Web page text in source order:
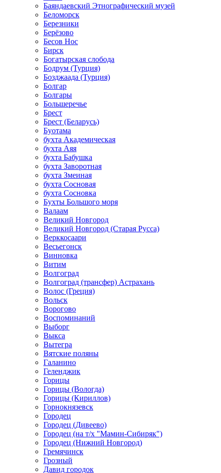
Баяндаевский Этнографический музей
Беломорск
Березники
Берёзово
Бесов Нос
Бирск
Богатырская слобода
Бодрум (Турция)
Бозджаада (Турция)
Болгар
Болгары
Большеречье
Брест
Брест (Беларусь)
Буотама
бухта Академическая
бухта Аяя
бухта Бабушка
бухта Заворотная
бухта Змеиная
бухта Сосновая
бухта Сосновка
Бухты Большого моря
Валаам
Великий Новгород
Великий Новгород (Старая Русса)
Верккосаари
Весьегонск
Винновка
Витим
Волгоград
Волгоград (трансфер) Астрахань
Волос (Греция)
Вольск
Ворогово
Воспоминаний
Выборг
Выкса
Вытегра
Вятские поляны
Галанино
Геленджик
Горицы
Горицы (Вологда)
Горицы (Кириллов)
Горнокнязевск
Городец
Городец (Дивеево)
Городец (на т/х "Мамин-Сибиряк")
Городец (Нижний Новгород)
Гремячинск
Грозный
Давид городок